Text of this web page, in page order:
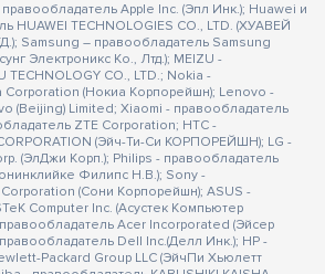
Apple Inc. (Эпл Инк.); Huawei и
HUAWEI TECHNOLOGIES CO., LTD. (ХУАВЕЙ
Samsung – правообладатель Samsung
Электроникс Ко., Лтд.); MEIZU -
TECHNOLOGY CO., LTD.; Nokia -
Corporation (Нокиа Корпорейшн); Lenovo -
(Beijing) Limited; Xiaomi - правообладатель
ZTE Corporation; HTC -
(Эйч-Ти-Си КОРПОРЕЙШН); LG -
(ЭлДжи Корп.); Philips - правообладатель
Филипс Н.В.); Sony -
(Сони Корпорейшн); ASUS -
Computer Inc. (Асустек Компьютер
Acer Incorporated (Эйсер
Dell Inc.(Делл Инк.); HP -
Packard Group LLC (ЭйчПи Хьюлетт